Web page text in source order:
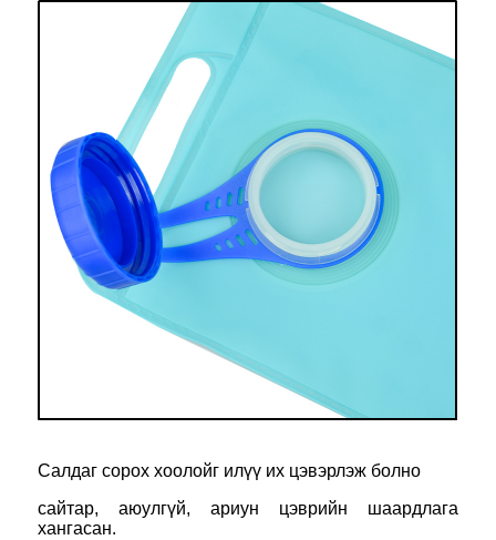
Салдаг сорох хоолойг илүү их цэвэрлэж болно
сайтар, аюулгүй, ариун цэврийн шаардлага
хангасан.